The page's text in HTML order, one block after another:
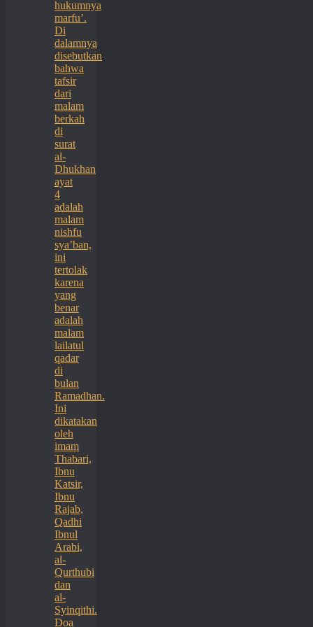
hukumnya
marfu’.
Di
dalamnya
disebutkan
bahwa
tafsir
dari
malam
berkah
di
surat
al-
Dhukhan
ayat
4
adalah
malam
nishfu
sya’ban,
ini
tertolak
karena
yang
benar
adalah
malam
lailatul
qadar
di
bulan
Ramadhan.
Ini
dikatakan
oleh
imam
Thabari,
Ibnu
Katsir,
Ibnu
Rajab,
Qadhi
Ibnul
Arabi,
al-
Qurthubi
dan
al-
Syinqithi.
Doa